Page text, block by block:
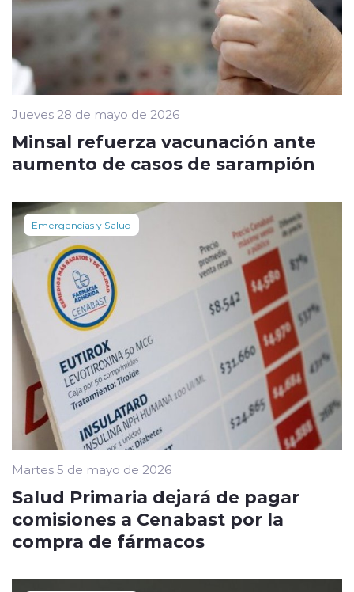
Jueves 28 de mayo de 2026
Minsal refuerza vacunación ante
aumento de casos de sarampión
Emergencias y Salud
Martes 5 de mayo de 2026
Salud Primaria dejará de pagar
comisiones a Cenabast por la
compra de fármacos